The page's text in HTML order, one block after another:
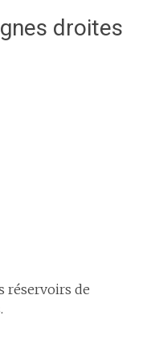
droites
réservoirs de